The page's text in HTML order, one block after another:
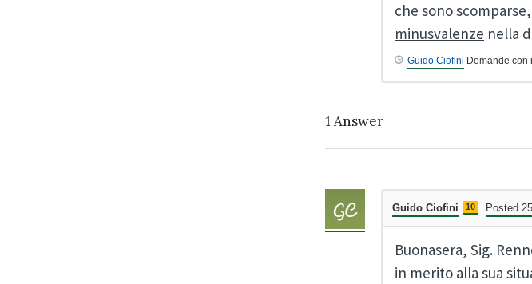
che sono
minusvalenze nella
Guido Ciofini Domande con
1 Answer
Guido Ciofini 10 Posted
Buonasera, Sig.
in merito alla sua